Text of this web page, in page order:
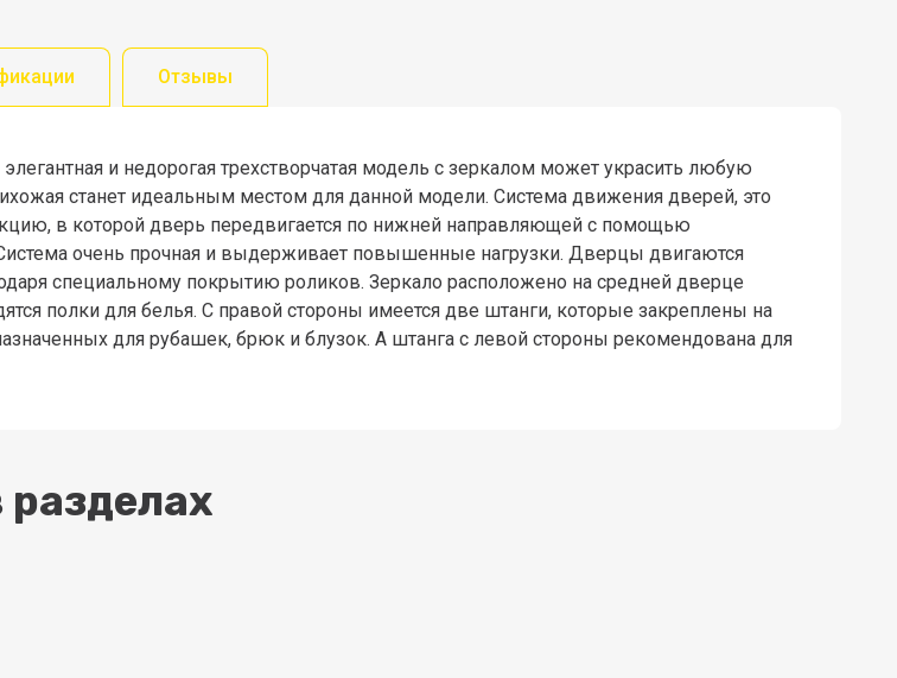
Отзывы
и недорогая трехстворчатая модель с зеркалом может украсить любую
станет идеальным местом для данной модели. Система движения дверей, это
в которой дверь передвигается по нижней направляющей с помощью
очень прочная и выдерживает повышенные нагрузки. Дверцы двигаются
специальному покрытию роликов. Зеркало расположено на средней дверце
полки для белья. С правой стороны имеется две штанги, которые закреплены на
для рубашек, брюк и блузок. А штанга с левой стороны рекомендована для